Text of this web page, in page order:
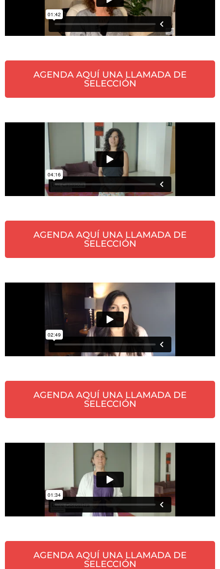
AGENDA AQUÍ UNA LLAMADA DE
SELECCIÓN
AGENDA AQUÍ UNA LLAMADA DE
SELECCIÓN
AGENDA AQUÍ UNA LLAMADA DE
SELECCIÓN
AGENDA AQUÍ UNA LLAMADA DE
SELECCIÓN